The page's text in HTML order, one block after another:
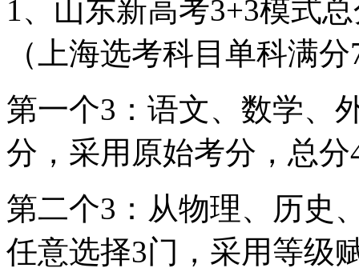
1、山东新高考3+3模式
（上海选考科目单科满
第一个3：语文、数学、
分，采用原始考分，总分
第二个3：从物理、历史
任意选择3门，采用等级